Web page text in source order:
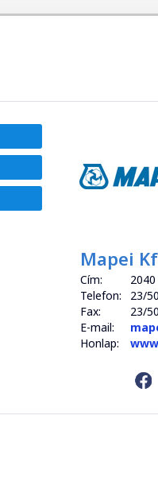
Mapei
Cím:
Telefon:
23/
Fax:
23/
E-mail:
Honlap: